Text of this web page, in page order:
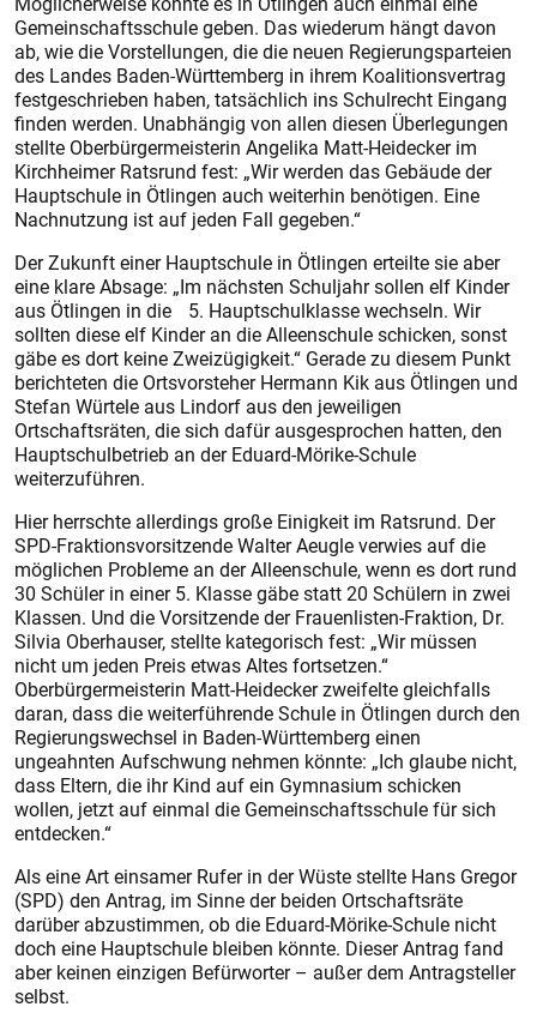
Gemeinschaftsschule geben. Das wiederum hängt davon
ab, wie die Vorstellungen, die die neuen Regierungsparteien
des Landes Baden-Württemberg in ihrem Koalitionsvertrag
festgeschrieben haben, tatsächlich ins Schulrecht Eingang
finden werden. Unabhängig von allen diesen Überlegungen
stellte Oberbürgermeisterin Angelika Matt-Heidecker im
Kirchheimer Ratsrund fest: „Wir werden das Gebäude der
Hauptschule in Ötlingen auch weiterhin benötigen. Eine
Nachnutzung ist auf jeden Fall gegeben.“
Der Zukunft einer Hauptschule in Ötlingen erteilte sie aber
eine klare Absage: „Im nächsten Schuljahr sollen elf Kinder
aus Ötlingen in die 5. Hauptschulklasse wechseln. Wir
sollten diese elf Kinder an die Alleen­schule schicken, sonst
gäbe es dort keine Zweizügigkeit.“ Gerade zu diesem Punkt
berichteten die Ortsvorsteher Hermann Kik aus Ötlingen und
Stefan Würtele aus Lindorf aus den jeweiligen
Ortschaftsräten, die sich dafür ausgesprochen hatten, den
Hauptschulbetrieb an der Eduard-Mörike-Schule
weiterzuführen.
Hier herrschte allerdings große Einigkeit im Ratsrund. Der
SPD-Fraktionsvorsitzende Walter Aeugle verwies auf die
möglichen Probleme an der Alleenschule, wenn es dort rund
30 Schüler in einer 5. Klasse gäbe statt 20 Schülern in zwei
Klassen. Und die Vorsitzende der Frauenlisten-Fraktion, Dr.
Silvia Oberhauser, stellte kategorisch fest: „Wir müssen
nicht um jeden Preis etwas Altes fortsetzen.“
Oberbürgermeisterin Matt-Heidecker zweifelte gleichfalls
daran, dass die weiterführende Schule in Ötlingen durch den
Regierungswechsel in Baden-Württemberg einen
ungeahnten Aufschwung nehmen könnte: „Ich glaube nicht,
dass Eltern, die ihr Kind auf ein Gymnasium schicken
wollen, jetzt auf einmal die Gemeinschaftsschule für sich
entdecken.“
Als eine Art einsamer Rufer in der Wüste stellte Hans Gregor
(SPD) den Antrag, im Sinne der beiden Ortschaftsräte
darüber abzustimmen, ob die Eduard-Mörike-Schule nicht
doch eine Hauptschule bleiben könnte. Dieser Antrag fand
aber keinen einzigen Befürworter – außer dem Antragsteller
selbst.